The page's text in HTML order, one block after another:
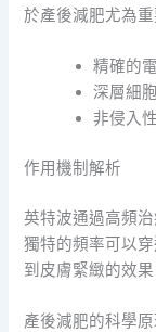
於產後減肥尤為
精確的
深層細
非侵入
作用機制解析
英特波通過高頻
獨特的頻率可以
到皮膚緊緻的效果
產後減肥的科學